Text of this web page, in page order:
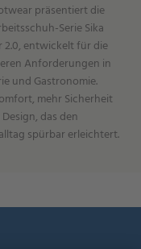
präsentiert die
Serie Sika
2.0, entwickelt für die
Anforderungen in
und Gastronomie.
mehr Sicherheit
das den
spürbar erleichtert.